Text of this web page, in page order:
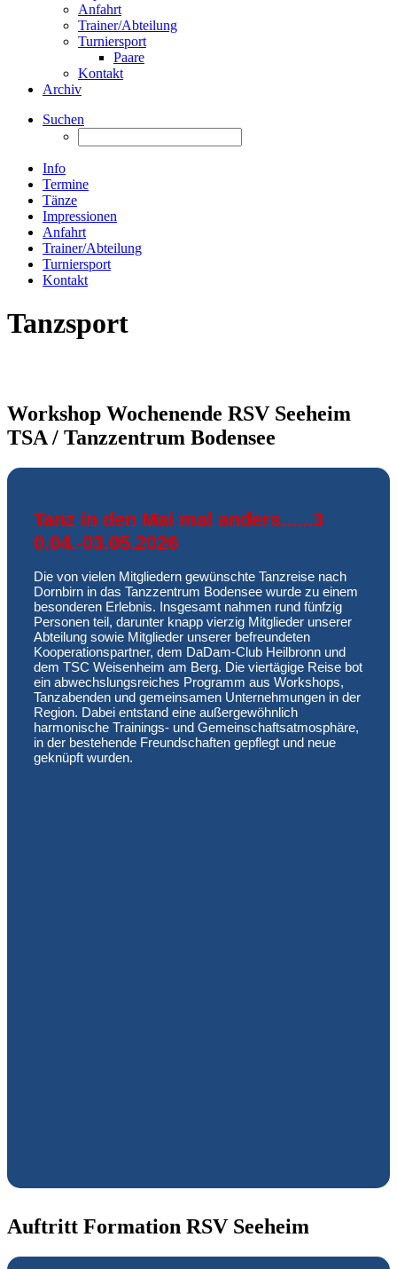
Anfahrt
Trainer/Abteilung
Turniersport
Paare
Kontakt
Archiv
Suchen
Info
Termine
Tänze
Impressionen
Anfahrt
Trainer/Abteilung
Turniersport
Kontakt
Tanzsport
Workshop Wochenende RSV Seeheim
TSA / Tanzzentrum Bodensee
Tanz in den Mai mal anders......3
0.04.-03.05.2026
Die von vielen Mitgliedern gewünschte Tanzreise nach
Dornbirn in das Tanzzentrum Bodensee wurde zu einem
besonderen Erlebnis. Insgesamt nahmen rund fünfzig
Personen teil, darunter knapp vierzig Mitglieder unserer
Abteilung sowie Mitglieder unserer befreundeten
Kooperationspartner, dem DaDam-Club Heilbronn und
dem TSC Weisenheim am Berg. Die viertägige Reise bot
ein abwechslungsreiches Programm aus Workshops,
Tanzabenden und gemeinsamen Unternehmungen in der
Region. Dabei entstand eine außergewöhnlich
harmonische Trainings- und Gemeinschaftsatmosphäre,
in der bestehende Freundschaften gepflegt und neue
geknüpft wurden.
Auftritt Formation RSV Seeheim